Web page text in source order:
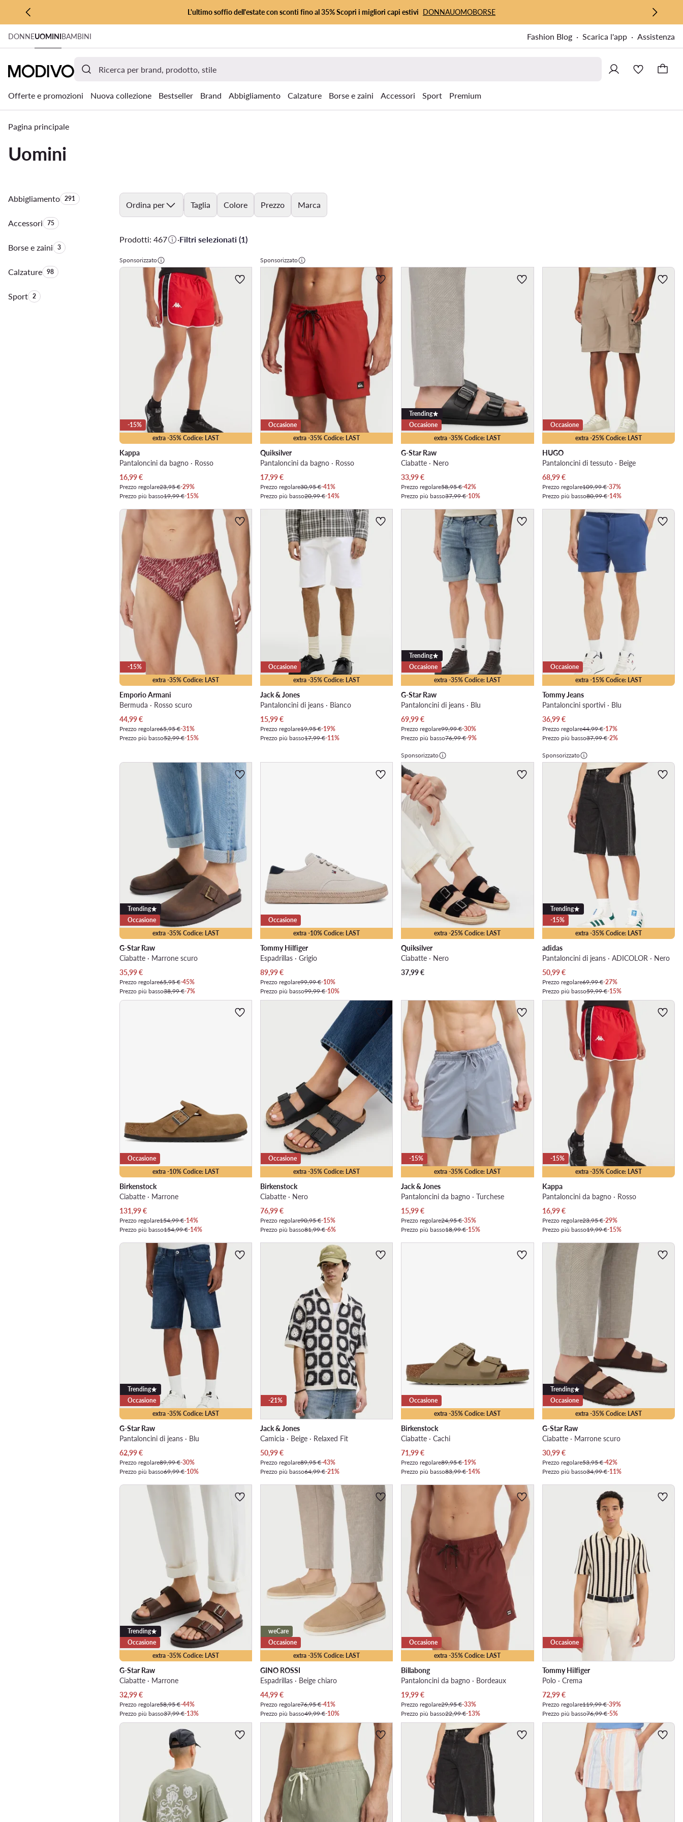
VAI AL CONTENUTO PRINCIPALE
VAI ALLA RICERCA
L'ultimo soffio dell'estate con sconti fino al 35% Scopri i migliori capi estivi DONNAUOMOBORSE
DONNEUOMINIBAMBINI Fashion Blog Scarica l'app Assistenza
Offerte e promozioni Nuova collezione Bestseller Brand Abbigliamento Calzature Borse e zaini Accessori Sport Premium
Pagina principale
Uomini
AbbigliamentoQuantità di prodotti:
291
AccessoriQuantità di prodotti:
75
Borse e zainiQuantità di prodotti:
3
CalzatureQuantità di prodotti:
98
SportQuantità di prodotti:
2
Ordina per Taglia Colore Prezzo Marca
Prodotti: 467 ·Filtri selezionati (1)
Sponsorizzato
extra -35% Codice: LAST
-15%
Kappa
Pantaloncini da bagno · Rosso
Prezzo attuale
16,99€
Prezzo regolare23,95 €-29%
Prezzo più basso19,99 €-15%
Sponsorizzato
extra -35% Codice: LAST
Occasione
Quiksilver
Pantaloncini da bagno · Rosso
Prezzo attuale
17,99€
Prezzo regolare30,95 €-41%
Prezzo più basso20,99 €-14%
extra -35% Codice: LAST
Trending
Occasione
G-Star Raw
Ciabatte · Nero
Prezzo attuale
33,99€
Prezzo regolare58,95 €-42%
Prezzo più basso37,99 €-10%
extra -25% Codice: LAST
Occasione
HUGO
Pantaloncini di tessuto · Beige
Prezzo attuale
68,99€
Prezzo regolare109,99 €-37%
Prezzo più basso80,99 €-14%
extra -35% Codice: LAST
-15%
Emporio Armani
Bermuda · Rosso scuro
Prezzo attuale
44,99€
Prezzo regolare65,95 €-31%
Prezzo più basso52,99 €-15%
extra -35% Codice: LAST
Occasione
Jack & Jones
Pantaloncini di jeans · Bianco
Prezzo attuale
15,99€
Prezzo regolare19,95 €-19%
Prezzo più basso17,99 €-11%
extra -35% Codice: LAST
Trending
Occasione
G-Star Raw
Pantaloncini di jeans · Blu
Prezzo attuale
69,99€
Prezzo regolare99,99 €-30%
Prezzo più basso76,99 €-9%
extra -15% Codice: LAST
Occasione
Tommy Jeans
Pantaloncini sportivi · Blu
Prezzo attuale
36,99€
Prezzo regolare44,99 €-17%
Prezzo più basso37,99 €-2%
extra -35% Codice: LAST
Trending
Occasione
G-Star Raw
Ciabatte · Marrone scuro
Prezzo attuale
35,99€
Prezzo regolare65,95 €-45%
Prezzo più basso38,99 €-7%
extra -10% Codice: LAST
Occasione
Tommy Hilfiger
Espadrillas · Grigio
Prezzo attuale
89,99€
Prezzo regolare99,99 €-10%
Prezzo più basso99,99 €-10%
Sponsorizzato
extra -25% Codice: LAST
Quiksilver
Ciabatte · Nero
37,99€
Sponsorizzato
extra -35% Codice: LAST
Trending
-15%
adidas
Pantaloncini di jeans · ADICOLOR · Nero
Prezzo attuale
50,99€
Prezzo regolare69,99 €-27%
Prezzo più basso59,99 €-15%
extra -10% Codice: LAST
Occasione
Birkenstock
Ciabatte · Marrone
Prezzo attuale
131,99€
Prezzo regolare154,99 €-14%
Prezzo più basso154,99 €-14%
extra -35% Codice: LAST
Occasione
Birkenstock
Ciabatte · Nero
Prezzo attuale
76,99€
Prezzo regolare90,95 €-15%
Prezzo più basso81,99 €-6%
extra -35% Codice: LAST
-15%
Jack & Jones
Pantaloncini da bagno · Turchese
Prezzo attuale
15,99€
Prezzo regolare24,95 €-35%
Prezzo più basso18,99 €-15%
extra -35% Codice: LAST
-15%
Kappa
Pantaloncini da bagno · Rosso
Prezzo attuale
16,99€
Prezzo regolare23,95 €-29%
Prezzo più basso19,99 €-15%
extra -35% Codice: LAST
Trending
Occasione
G-Star Raw
Pantaloncini di jeans · Blu
Prezzo attuale
62,99€
Prezzo regolare89,99 €-30%
Prezzo più basso69,99 €-10%
-21%
Jack & Jones
Camicia · Beige · Relaxed Fit
Prezzo attuale
50,99€
Prezzo regolare89,95 €-43%
Prezzo più basso64,99 €-21%
extra -35% Codice: LAST
Occasione
Birkenstock
Ciabatte · Cachi
Prezzo attuale
71,99€
Prezzo regolare89,95 €-19%
Prezzo più basso83,99 €-14%
extra -35% Codice: LAST
Trending
Occasione
G-Star Raw
Ciabatte · Marrone scuro
Prezzo attuale
30,99€
Prezzo regolare53,95 €-42%
Prezzo più basso34,99 €-11%
extra -35% Codice: LAST
Trending
Occasione
G-Star Raw
Ciabatte · Marrone
Prezzo attuale
32,99€
Prezzo regolare58,95 €-44%
Prezzo più basso37,99 €-13%
extra -35% Codice: LAST
weCare
Occasione
GINO ROSSI
Espadrillas · Beige chiaro
Prezzo attuale
44,99€
Prezzo regolare76,95 €-41%
Prezzo più basso49,99 €-10%
extra -35% Codice: LAST
Occasione
Billabong
Pantaloncini da bagno · Bordeaux
Prezzo attuale
19,99€
Prezzo regolare29,95 €-33%
Prezzo più basso22,99 €-13%
Occasione
Tommy Hilfiger
Polo · Crema
Prezzo attuale
72,99€
Prezzo regolare119,99 €-39%
Prezzo più basso76,99 €-5%